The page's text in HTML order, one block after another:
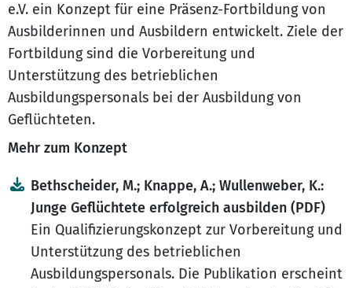
e.V. ein Konzept für eine Präsenz-Fortbildung von
Ausbilderinnen und Ausbildern entwickelt. Ziele der
Fortbildung sind die Vorbereitung und
Unterstützung des betrieblichen
Ausbildungspersonals bei der Ausbildung von
Geflüchteten.
Mehr zum Konzept
Bethscheider, M.; Knappe, A.; Wullenweber, K.:
Junge Geflüchtete erfolgreich ausbilden (PDF)
Ein Qualifizierungskonzept zur Vorbereitung und
Unterstützung des betrieblichen
Ausbildungspersonals. Die Publikation erscheint